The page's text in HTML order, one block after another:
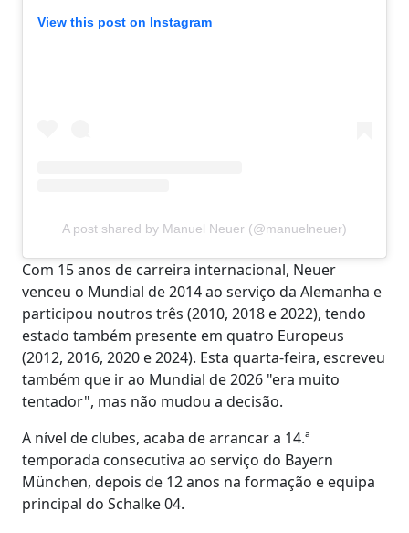
View this post on Instagram
A post shared by Manuel Neuer (@manuelneuer)
Com 15 anos de carreira internacional, Neuer
venceu o Mundial de 2014 ao serviço da Alemanha e
participou noutros três (2010, 2018 e 2022), tendo
estado também presente em quatro Europeus
(2012, 2016, 2020 e 2024). Esta quarta-feira, escreveu
também que ir ao Mundial de 2026 "era muito
tentador", mas não mudou a decisão.
A nível de clubes, acaba de arrancar a 14.ª
temporada consecutiva ao serviço do Bayern
München, depois de 12 anos na formação e equipa
principal do Schalke 04.